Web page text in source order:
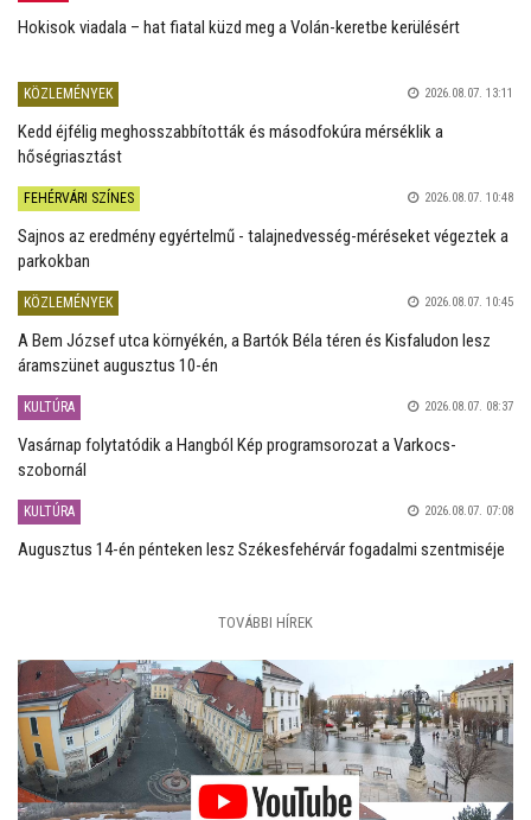
Hokisok viadala – hat fiatal küzd meg a Volán-keretbe kerülésért
KÖZLEMÉNYEK 2026.08.07. 13:11
Kedd éjfélig meghosszabbították és másodfokúra mérséklik a
hőségriasztást
FEHÉRVÁRI SZÍNES 2026.08.07. 10:48
Sajnos az eredmény egyértelmű - talajnedvesség-méréseket végeztek a
parkokban
KÖZLEMÉNYEK 2026.08.07. 10:45
A Bem József utca környékén, a Bartók Béla téren és Kisfaludon lesz
áramszünet augusztus 10-én
KULTÚRA 2026.08.07. 08:37
Vasárnap folytatódik a Hangból Kép programsorozat a Varkocs-
szobornál
KULTÚRA 2026.08.07. 07:08
Augusztus 14-én pénteken lesz Székesfehérvár fogadalmi szentmiséje
TOVÁBBI HÍREK